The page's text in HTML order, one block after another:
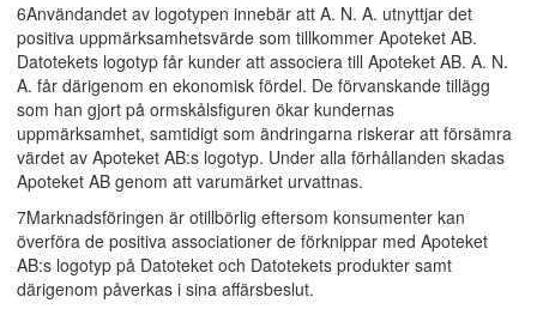
6Användandet av logotypen innebär att A. N. A. utnyttjar det
positiva uppmärksamhetsvärde som tillkommer Apoteket AB.
Datotekets logotyp får kunder att associera till Apoteket AB. A. N.
A. får därigenom en ekonomisk fördel. De förvanskande tillägg
som han gjort på ormskålsfiguren ökar kundernas
uppmärksamhet, samtidigt som ändringarna riskerar att försämra
värdet av Apoteket AB:s logotyp. Under alla förhållanden skadas
Apoteket AB genom att varumärket urvattnas.
7Marknadsföringen är otillbörlig eftersom konsumenter kan
överföra de positiva associationer de förknippar med Apoteket
AB:s logotyp på Datoteket och Datotekets produkter samt
därigenom påverkas i sina affärsbeslut.